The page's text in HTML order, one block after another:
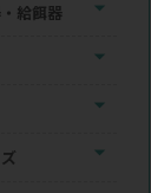
給餌器